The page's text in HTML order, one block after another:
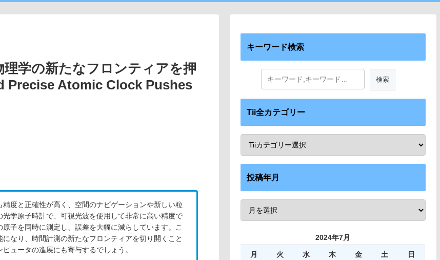
学の新たなフロンティアを押
Precise Atomic Clock Pushes
度と正確性が高く、空間のナビゲーションや新しい粒
学原子時計で、可視光波を使用して非常に高い精度で
子を同時に測定し、誤差を大幅に減らしています。こ
なり、時間計測の新たなフロンティアを切り開くこと
ュータの進展にも寄与するでしょう。
キーワード検索
Tii全カテゴリー
投稿年月
2024年7月
月 火 水 木 金 土
日